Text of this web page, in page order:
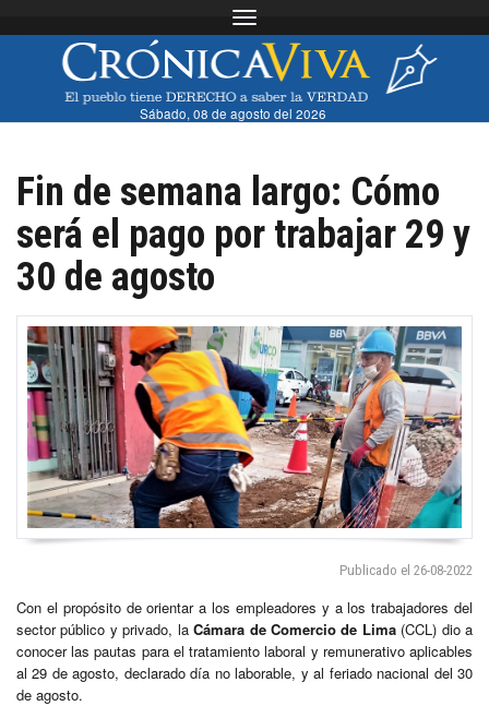
Toggle navigation
Sábado, 08 de agosto del 2026
Fin de semana largo: Cómo
será el pago por trabajar 29 y
30 de agosto
Publicado el 26-08-2022
Con el propósito de orientar a los empleadores y a los trabajadores del
sector público y privado, laCámara de Comercio de Lima(CCL) dio a
conocer las pautas para el tratamiento laboral y remunerativo aplicables
al 29 de agosto, declarado día no laborable, y al feriado nacional del 30
de agosto.